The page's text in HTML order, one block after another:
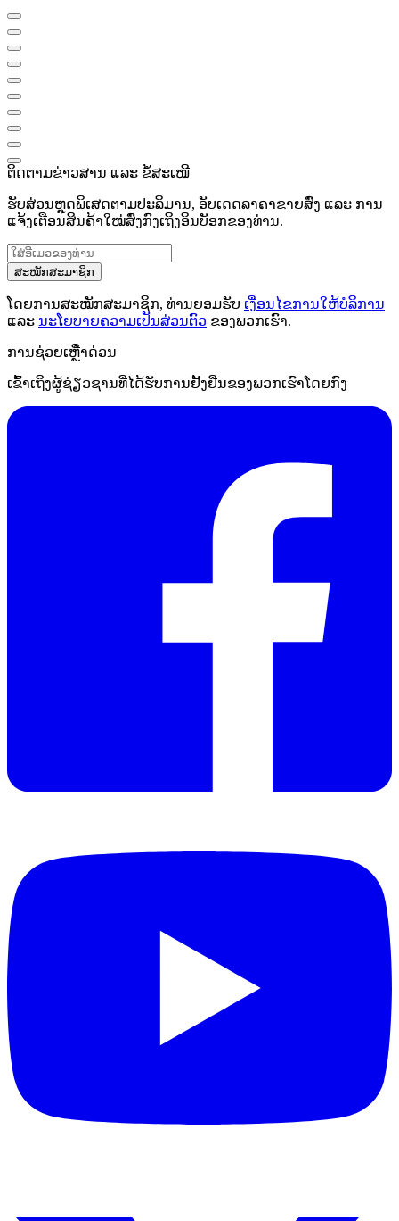
ຕິດຕາມຂ່າວສານ ແລະ ຂໍ້ສະເໜີ
ຮັບສ່ວນຫຼຸດພິເສດຕາມປະລິມານ, ອັບເດດລາຄາຂາຍສົ່ງ ແລະ ການ
ແຈ້ງເຕືອນສິນຄ້າໃໝ່ສົ່ງກົງເຖິງອິນບັອກຂອງທ່ານ.
ສະໝັກສະມາຊິກ
ໂດຍການສະໝັກສະມາຊິກ, ທ່ານຍອມຮັບ ເງື່ອນໄຂການໃຫ້ບໍລິການ
ແລະ ນະໂຍບາຍຄວາມເປັນສ່ວນຕົວ ຂອງພວກເຮົາ.
ການຊ່ວຍເຫຼືໍາດ່ວນ
ເຂົ້າເຖິງຜູ້ຊ່ຽວຊານທີ່ໄດ້ຮັບການຢັ້ງຢືນຂອງພວກເຮົາໂດຍກົງ